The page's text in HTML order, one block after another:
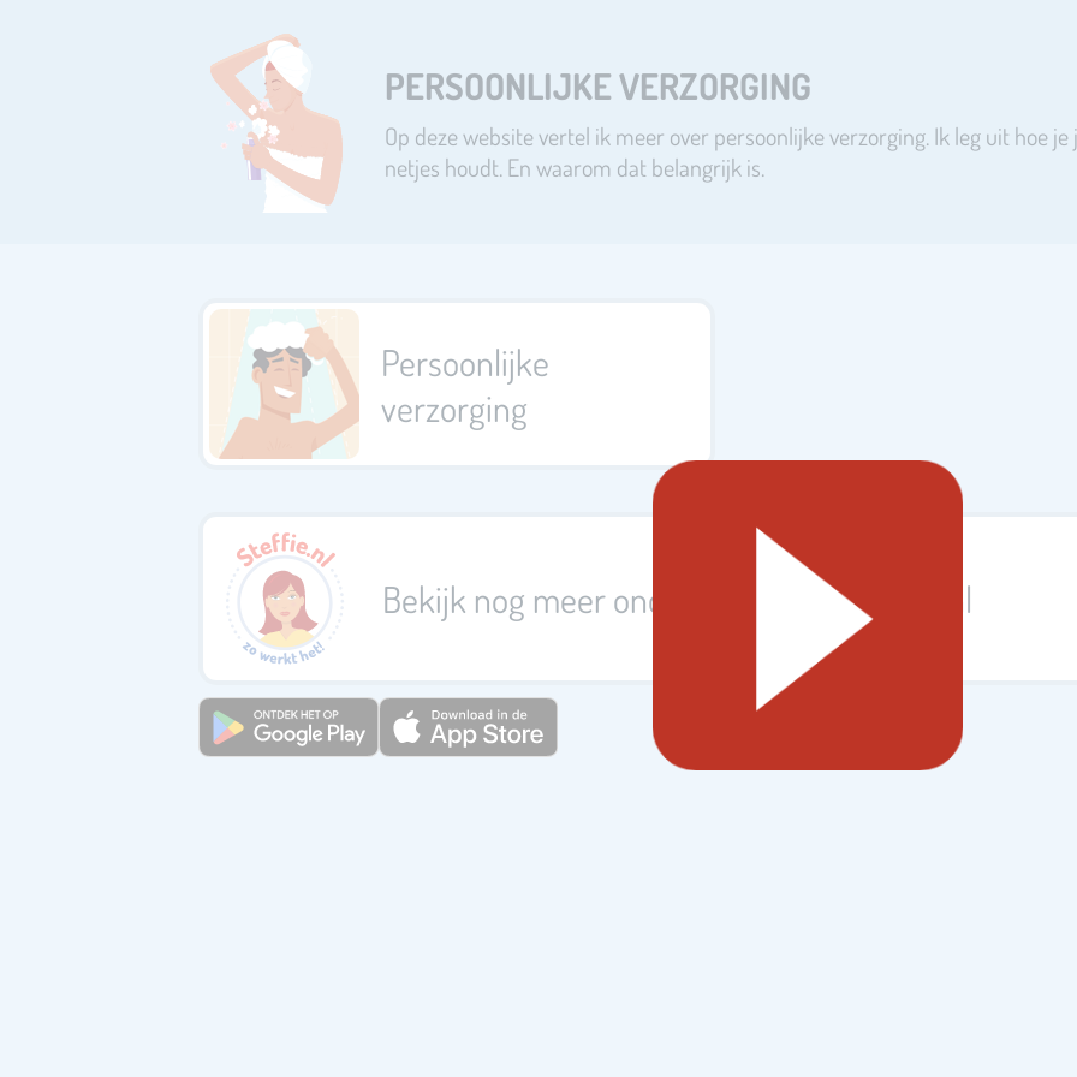
PERSOONLIJKE VERZORGING
Op deze website vertel ik meer over persoonlijke verzorging. Ik leg uit hoe je
netjes houdt. En waarom dat belangrijk is.
Persoonlijke
verzorging
Bekijk nog meer onderwerpen op Steffie.nl